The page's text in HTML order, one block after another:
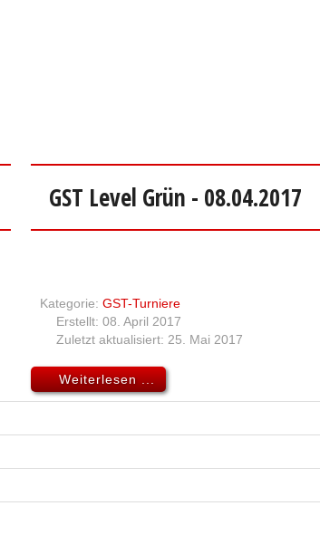
GST Level Grün - 08.04.2017
Kategorie: GST-Turniere
Erstellt: 08. April 2017
Zuletzt aktualisiert: 25. Mai 2017
Weiterlesen ...